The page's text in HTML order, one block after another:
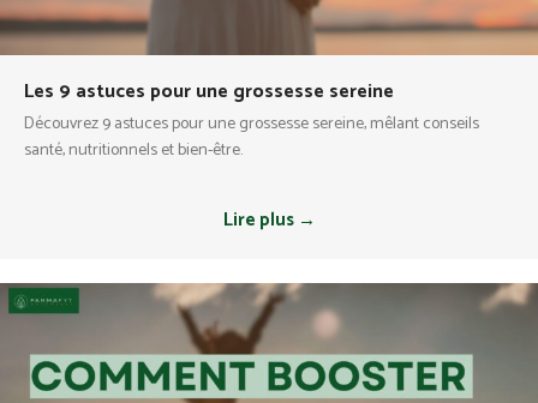
Les 9 astuces pour une grossesse sereine
Découvrez 9 astuces pour une grossesse sereine, mêlant conseils
santé, nutritionnels et bien-être.
Lire plus →